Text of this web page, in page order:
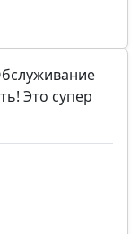
Это супер